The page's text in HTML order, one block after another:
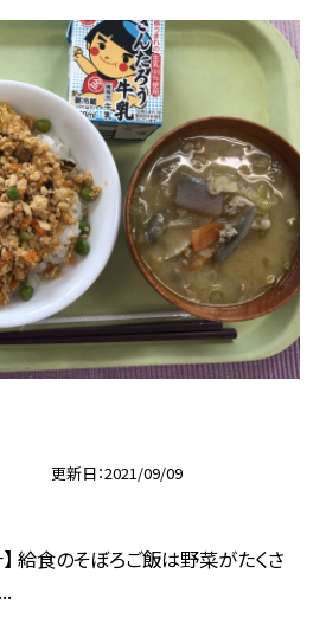
更新日 2021/09/09
給食のそぼろご飯は野菜がたくさ